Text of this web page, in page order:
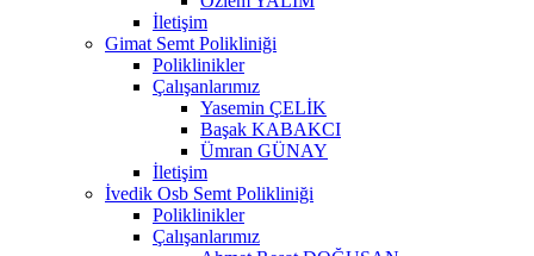
İletişim
Gimat Semt Polikliniği
Poliklinikler
Çalışanlarımız
Yasemin ÇELİK
Başak KABAKCI
Ümran GÜNAY
İletişim
İvedik Osb Semt Polikliniği
Poliklinikler
Çalışanlarımız